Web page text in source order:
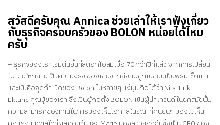
สวัสดีครับคุณ Annica ช่วยเล่าให้เราฟังเกี่ยว
กับธุรกิจครอบครัวของ BOLON หน่อยได้ไหม
ครับ
– ธุรกิจของเราเริ่มต้นขึ้นที่สตอกโฮล์มเมื่อ 70 กว่าปีที่แล้ว จากการเปลี่ยน
ไอเดียให้กลายเป็นความจริง ของเสียจากสิ่งทอถูกเปลี่ยนเป็นพรมเช็ดเท้า
และนั่นคือจุดกำเนิดของ Bolon ในหลายๆ แง่มุม ถือได้ว่า Nils-Erik
Eklund คุณปู่ของเรา ซึ่งเป็นผู้ก่อตั้ง BOLON เป็นผู้นำเทรนด์ในยุคสมัยนั้น
ความสามารถของท่านในการมองเห็นโอกาสในขณะที่คนอื่นๆ มองไม่เห็น